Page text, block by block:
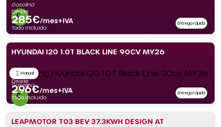
Gasolina
Desde:
285€/mes+IVA
Todo incluido
Entrega rápida
HYUNDAI I20 1.0T BLACK LINE 90CV MY26
Manual
Gasolina
Desde:
296€/mes+IVA
Todo incluido
Entrega rápida
LEAPMOTOR T03 BEV 37.3KWH DESIGN AT